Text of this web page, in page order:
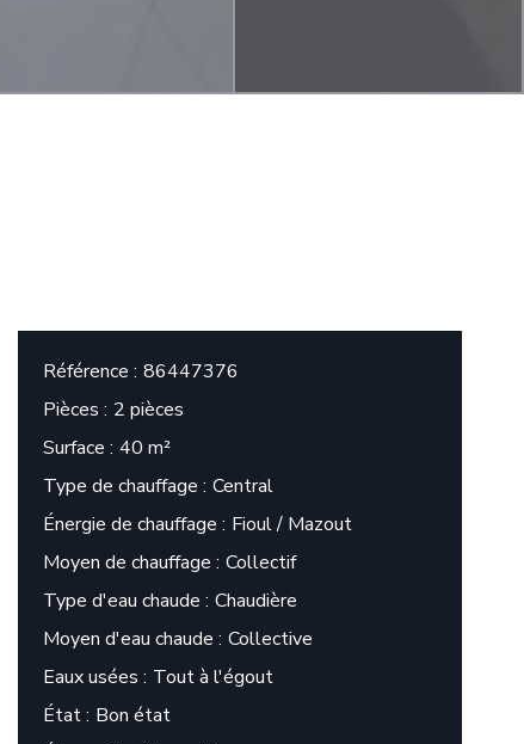
Référence 86447376
Pièces
2 pièces
Surface 40 m²
Type de chauffage Central
Énergie de chauffage
Fioul / Mazout
Moyen de chauffage Collectif
Type d'eau chaude Chaudière
Moyen d'eau chaude Collective
Eaux usées
Tout à l'égout
État Bon état